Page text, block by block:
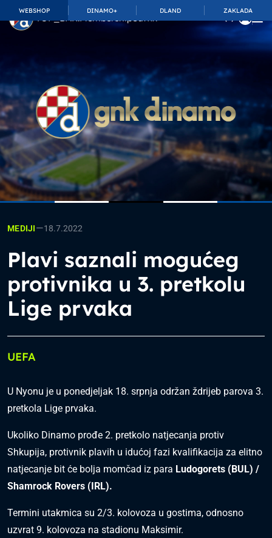
WEBSHOP DINAMO+ DLAND ZAKLADA
TOP_BAR.MembershipSuffix
MEDIJI—18.7.2022
Plavi saznali mogućeg
protivnika u 3. pretkolu
Lige prvaka
UEFA
U Nyonu je u ponedjeljak 18. srpnja održan ždrijeb parova 3.
pretkola Lige prvaka.
Ukoliko Dinamo prođe 2. pretkolo natjecanja protiv
Shkupija, protivnik plavih u idućoj fazi kvalifikacija za elitno
natjecanje bit će bolja momčad iz para Ludogorets (BUL) /
Shamrock Rovers (IRL).
Termini utakmica su 2/3. kolovoza u gostima, odnosno
uzvrat 9. kolovoza na stadionu Maksimir.